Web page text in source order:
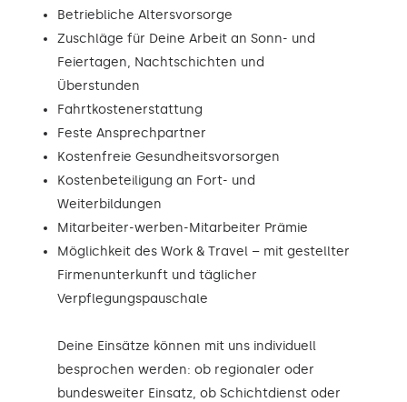
Betriebliche Altersvorsorge
Zuschläge für Deine Arbeit an Sonn- und
Feiertagen, Nachtschichten und
Überstunden
Fahrtkostenerstattung
Feste Ansprechpartner
Kostenfreie Gesundheitsvorsorgen
Kostenbeteiligung an Fort- und
Weiterbildungen
Mitarbeiter-werben-Mitarbeiter Prämie
Möglichkeit des Work & Travel – mit gestellter
Firmenunterkunft und täglicher
Verpflegungspauschale
Deine Einsätze können mit uns individuell
besprochen werden: ob regionaler oder
bundesweiter Einsatz, ob Schichtdienst oder